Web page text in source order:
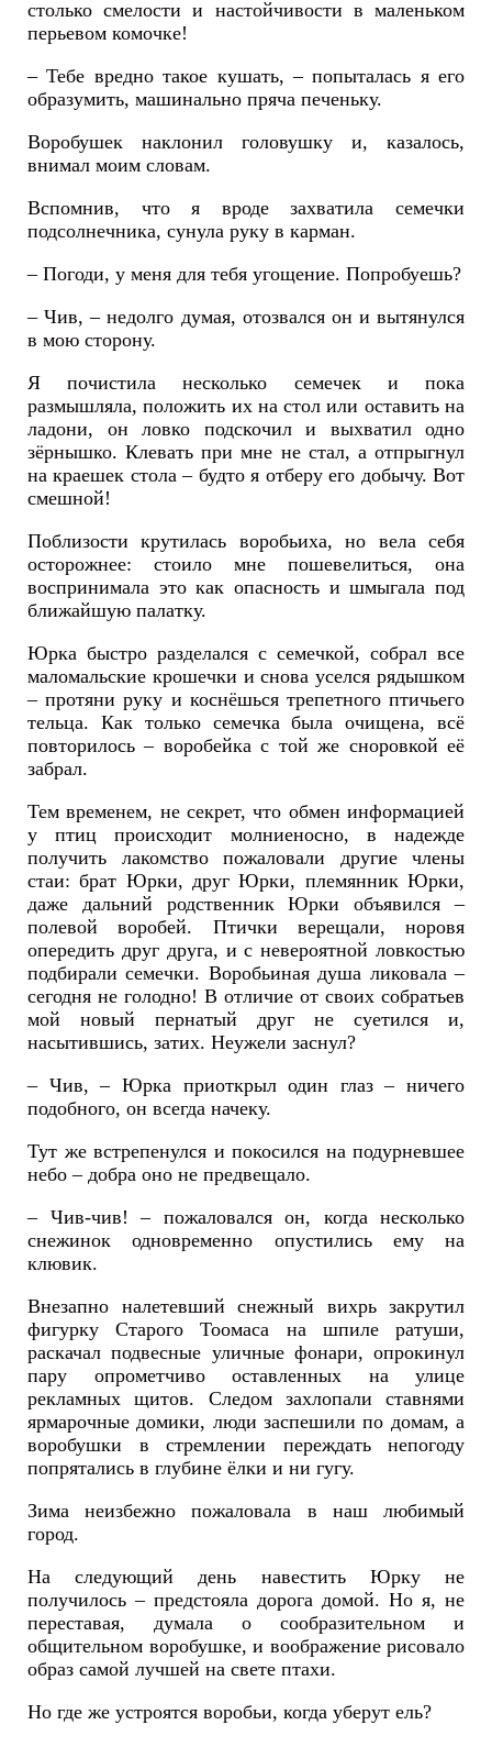
столько смелости и настойчивости в маленьком
перьевом комочке!
– Тебе вредно такое кушать, – попыталась я его
образумить, машинально пряча печеньку.
Воробушек наклонил головушку и, казалось,
внимал моим словам.
Вспомнив, что я вроде захватила семечки
подсолнечника, сунула руку в карман.
– Погоди, у меня для тебя угощение. Попробуешь?
– Чив, – недолго думая, отозвался он и вытянулся
в мою сторону.
Я почистила несколько семечек и пока
размышляла, положить их на стол или оставить на
ладони, он ловко подскочил и выхватил одно
зёрнышко. Клевать при мне не стал, а отпрыгнул
на краешек стола – будто я отберу его добычу. Вот
смешной!
Поблизости крутилась воробьиха, но вела себя
осторожнее: стоило мне пошевелиться, она
воспринимала это как опасность и шмыгала под
ближайшую палатку.
Юрка быстро разделался с семечкой, собрал все
маломальские крошечки и снова уселся рядышком
– протяни руку и коснёшься трепетного птичьего
тельца. Как только семечка была очищена, всё
повторилось – воробейка с той же сноровкой её
забрал.
Тем временем, не секрет, что обмен информацией
у птиц происходит молниеносно, в надежде
получить лакомство пожаловали другие члены
стаи: брат Юрки, друг Юрки, племянник Юрки,
даже дальний родственник Юрки объявился –
полевой воробей. Птички верещали, норовя
опередить друг друга, и с невероятной ловкостью
подбирали семечки. Воробьиная душа ликовала –
сегодня не голодно! В отличие от своих собратьев
мой новый пернатый друг не суетился и,
насытившись, затих. Неужели заснул?
– Чив, – Юрка приоткрыл один глаз – ничего
подобного, он всегда начеку.
Тут же встрепенулся и покосился на подурневшее
небо – добра оно не предвещало.
– Чив-чив! – пожаловался он, когда несколько
снежинок одновременно опустились ему на
клювик.
Внезапно налетевший снежный вихрь закрутил
фигурку Старого Тоомаса на шпиле ратуши,
раскачал подвесные уличные фонари, опрокинул
пару опрометчиво оставленных на улице
рекламных щитов. Следом захлопали ставнями
ярмарочные домики, люди заспешили по домам, а
воробушки в стремлении переждать непогоду
попрятались в глубине ёлки и ни гугу.
Зима неизбежно пожаловала в наш любимый
город.
На следующий день навестить Юрку не
получилось – предстояла дорога домой. Но я, не
переставая, думала о сообразительном и
общительном воробушке, и воображение рисовало
образ самой лучшей на свете птахи.
Но где же устроятся воробьи, когда уберут ель?